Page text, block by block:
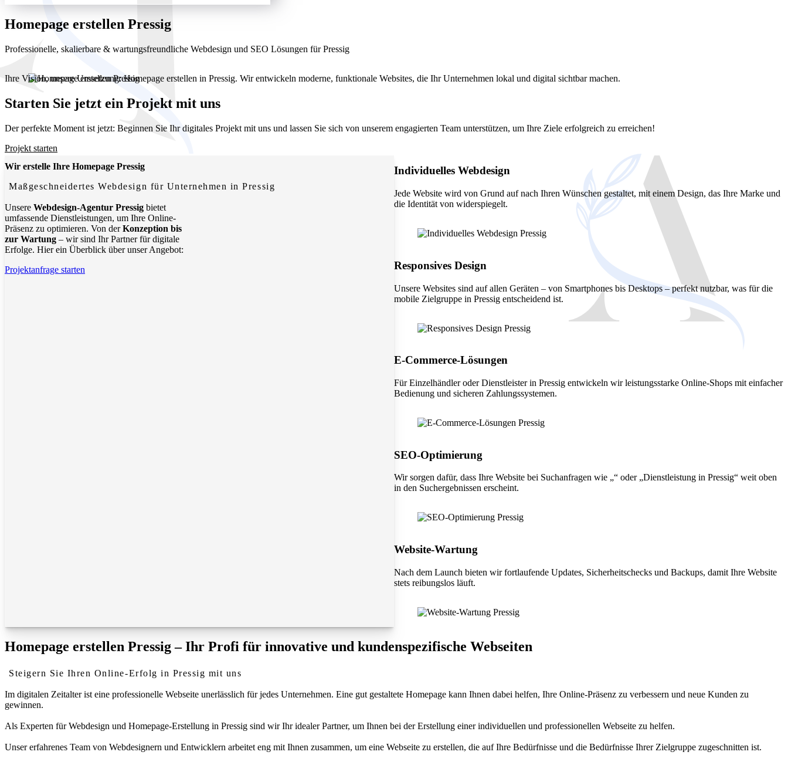
Homepage erstellen Pressig
Professionelle, skalierbare & wartungsfreundliche Webdesign und SEO Lösungen für Pressig
Ihre Vision, unsere Umsetzung: Homepage erstellen in Pressig. Wir entwickeln moderne, funktionale Websites, die Ihr Unternehmen lokal und digital sichtbar machen.
Starten Sie jetzt ein Projekt mit uns
Der perfekte Moment ist jetzt: Beginnen Sie Ihr digitales Projekt mit uns und lassen Sie sich von unserem engagierten Team unterstützen, um Ihre Ziele erfolgreich zu erreichen!
Projekt starten
Wir erstelle Ihre Homepage Pressig
Maßgeschneidertes Webdesign für Unternehmen in Pressig
Unsere Webdesign-Agentur Pressig bietet
umfassende Dienstleistungen, um Ihre Online-
Präsenz zu optimieren. Von derKonzeption bis
zur Wartung – wir sind Ihr Partner für digitale
Erfolge. Hier ein Überblick über unser Angebot:
Projektanfrage starten
Individuelles Webdesign
Jede Website wird von Grund auf nach Ihren Wünschen gestaltet, mit einem Design, das Ihre Marke und
die Identität von widerspiegelt.
Responsives Design
Unsere Websites sind auf allen Geräten – von Smartphones bis Desktops – perfekt nutzbar, was für die
mobile Zielgruppe in Pressig entscheidend ist.
E-Commerce-Lösungen
Für Einzelhändler oder Dienstleister in Pressig entwickeln wir leistungsstarke Online-Shops mit einfacher
Bedienung und sicheren Zahlungssystemen.
SEO-Optimierung
Wir sorgen dafür, dass Ihre Website bei Suchanfragen wie „“ oder „Dienstleistung in Pressig“ weit oben
in den Suchergebnissen erscheint.
Website-Wartung
Nach dem Launch bieten wir fortlaufende Updates, Sicherheitschecks und Backups, damit Ihre Website
stets reibungslos läuft.
Homepage erstellen Pressig – Ihr Profi für innovative und kundenspezifische Webseiten
Steigern Sie Ihren Online-Erfolg in Pressig mit uns
Im digitalen Zeitalter ist eine professionelle Webseite unerlässlich für jedes Unternehmen. Eine gut gestaltete Homepage kann Ihnen dabei helfen, Ihre Online-Präsenz zu verbessern und neue Kunden zu
gewinnen.
Als Experten für Webdesign und Homepage-Erstellung in Pressig sind wir Ihr idealer Partner, um Ihnen bei der Erstellung einer individuellen und professionellen Webseite zu helfen.
Unser erfahrenes Team von Webdesignern und Entwicklern arbeitet eng mit Ihnen zusammen, um eine Webseite zu erstellen, die auf Ihre Bedürfnisse und die Bedürfnisse Ihrer Zielgruppe zugeschnitten ist.